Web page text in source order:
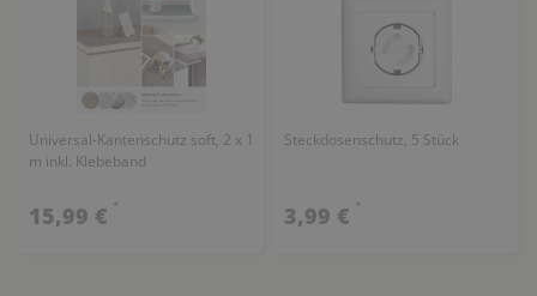
Universal-Kantenschutz soft, 2 x 1
m inkl. Klebeband
15,99 € *
Steckdosenschutz, 5 Stück
3,99 € *